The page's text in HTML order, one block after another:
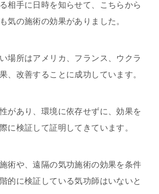
相手に日時を知らせて、こちらから
気の施術の効果がありました。
場所はアメリカ、フランス、ウクラ
、改善することに成功しています。
があり、環境に依存せずに、効果を
に検証して証明してきています。
術や、遠隔の気功施術の効果を条件
的に検証している気功師はいないと